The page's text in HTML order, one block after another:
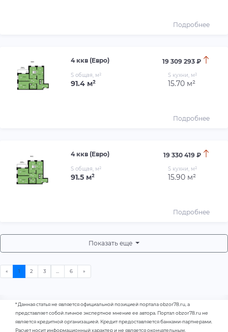
Подробнее
4 ккв (Евро) 19 309 293 ₽
S общая, м²
91.4 м²
S кухни, м²
15.70 м²
Подробнее
4 ккв (Евро) 19 330 419 ₽
S общая, м²
91.5 м²
S кухни, м²
15.90 м²
Подробнее
Показать еще
* Данная статья не является официальной позицией портала obzor78.ru, а
представляет собой личное экспертное мнение ее автора. Портал obzor78.ru не
является кредитной организацией. Кредит предоставляется банками-партнерами.
Расчет носит информационный характер и не является окончательным.